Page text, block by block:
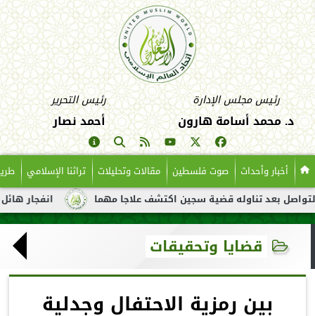
رئيس مجلس الإدارة
د. محمد أسامة هارون
رئيس التحرير
أحمد نصار
أخبار وأحداث صوت فلسطين مقالات وتحليلات تراثنا الإسلامي
انفجار هائل لناقلة تناوله قضية سجين اكتشف علاجا مهما
قضايا وتحقيقات
بين رمزية الاحتفال وجدلية